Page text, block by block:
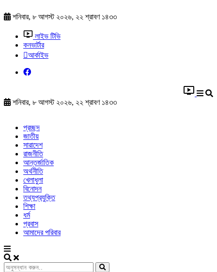
শনিবার, ৮ আগস্ট ২০২৬, ২২ শ্রাবণ ১৪৩৩
লাইভ টিভি
কনভার্টার
আর্কাইভ
শনিবার, ৮ আগস্ট ২০২৬, ২২ শ্রাবণ ১৪৩৩
প্রচ্ছদ
জাতীয়
সারাদেশ
রাজনীতি
আন্তর্জাতিক
অর্থনীতি
খেলাধুলা
বিনোদন
তথ্যপ্রযুক্তি
শিক্ষা
ধর্ম
প্রবাস
আমাদের পরিবার